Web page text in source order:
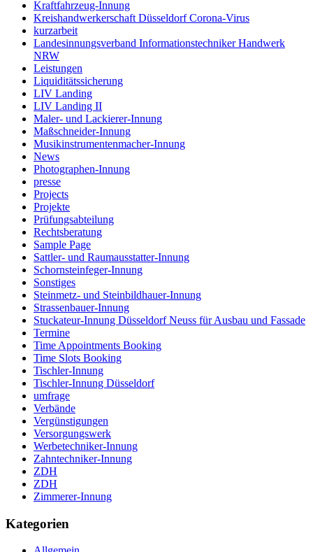
Kraftfahrzeug-Innung
Kreishandwerkerschaft Düsseldorf Corona-Virus
kurzarbeit
Landesinnungsverband Informationstechniker Handwerk
NRW
Leistungen
Liquiditätssicherung
LIV Landing
LIV Landing II
Maler- und Lackierer-Innung
Maßschneider-Innung
Musikinstrumentenmacher-Innung
News
Photographen-Innung
presse
Projects
Projekte
Prüfungsabteilung
Rechtsberatung
Sample Page
Sattler- und Raumausstatter-Innung
Schornsteinfeger-Innung
Sonstiges
Steinmetz- und Steinbildhauer-Innung
Strassenbauer-Innung
Stuckateur-Innung Düsseldorf Neuss für Ausbau und Fassade
Termine
Time Appointments Booking
Time Slots Booking
Tischler-Innung
Tischler-Innung Düsseldorf
umfrage
Verbände
Vergünstigungen
Versorgungswerk
Werbetechniker-Innung
Zahntechniker-Innung
ZDH
ZDH
Zimmerer-Innung
Kategorien